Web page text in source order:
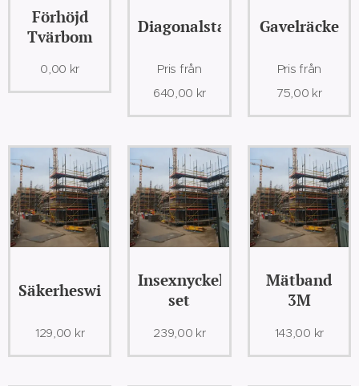
Förhöjd
Tvärbom
0,00 kr
Diagonalstag
Pris från
640,00 kr
Gavelräcke
Pris från
75,00 kr
Säkerheswire
129,00 kr
Insexnyckel,
set
239,00 kr
Mätband
3M
143,00 kr